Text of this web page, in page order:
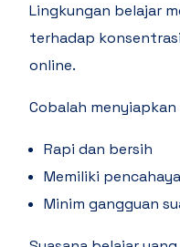
Lingkungan belajar
terhadap
online.
Cobalah
Rapi dan bersih
Memiliki
Minim gangguan